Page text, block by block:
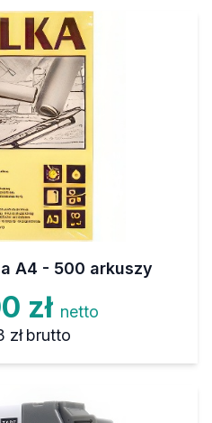
A4 - 500 arkuszy
zł netto
zł brutto